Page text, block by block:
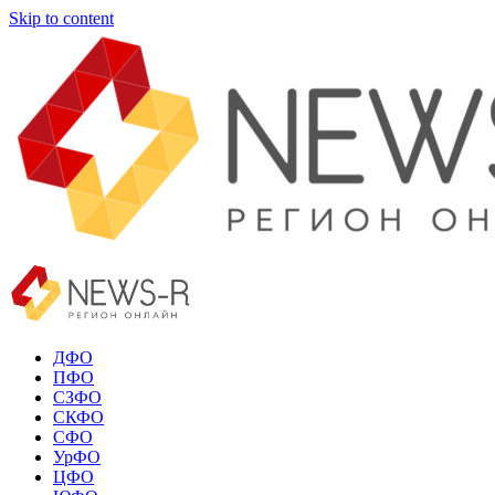
Skip to content
ДФО
ПФО
СЗФО
СКФО
СФО
УрФО
ЦФО